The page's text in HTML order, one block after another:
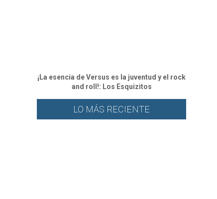
¡La esencia de Versus es la juventud y el rock
and roll!: Los Esquizitos
LO MÁS RECIENTE